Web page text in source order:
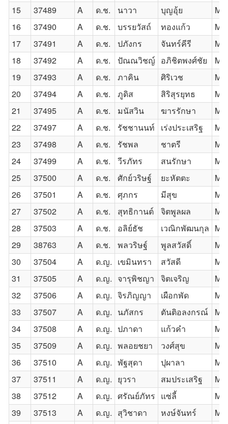
15
37489 A ด.ช. นาวา บุญอุ้ย
16
37490 A ด.ช. บรรยวัสถ์ ทองแก้ว
17
37491 A ด.ช. ปภังกร จันทร์คีรี
18
37492 A ด.ช. ปัณณวิชญ์ อภิชิตพงศ์ชัย
19
37493 A ด.ช. ภาคิน ศิริเวช
20
37494 A ด.ช. ภูดิส สิริสุรยุทธ
21
37495 A ด.ช. มนัสวิน ฆารรักษา
22
37497 A ด.ช. รัชชานนท์ เร่งประเสริฐ
23
37498 A ด.ช. รัชพล ชาตรี
24
37499 A ด.ช. วีรภัทร สนรักษา
25
37500 A ด.ช. ศักย์วริษฐ์ ยะหัตตะ
26
37501 A ด.ช. ศุภกร มีสุข
27
37502 A ด.ช. สุทธิกานต์ จิตพูลผล
28
37503 A ด.ช. อลิย์ธัช เวณิกพัฒนกุล
29
38763 A ด.ช. พลวริษฐ์ พูลสวัสดิ์
30
37504 A ด.ญ. เขมินทรา สวัสดี
31
37505 A ด.ญ. จารุพิชญา จิตเจริญ
32
37506 A ด.ญ. จิรภิญญา เผือกพัด
33
37507 A ด.ญ. นภัสกร ตันติอลงกรณ์
34
37508 A ด.ญ. ปภาดา แก้วคำ
35
37509 A ด.ญ. พลอยชยา วงศ์สุข
36
37510 A ด.ญ. พัฐสุดา ปุผาลา
37
37511 A ด.ญ. ยุวรา สมประเสริฐ
38
37512 A ด.ญ. ศรัณย์ภัทร แซ่ลี้
39
37513 A ด.ญ. สุวิชาดา หงษ์จันทร์